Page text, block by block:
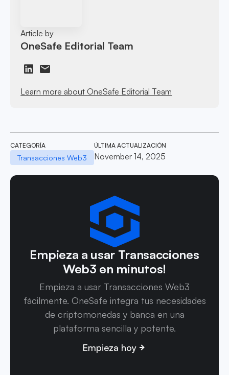
Article by
OneSafe Editorial Team
Learn more about OneSafe Editorial Team
CATEGORÍA
Transacciones Web3
ÚLTIMA ACTUALIZACIÓN
November 14, 2025
Empieza a usar Transacciones
Web3 en minutos!
Empieza a usar Transacciones Web3
fácilmente. OneSafe integra tus necesidades
de criptomonedas y banca en una
plataforma sencilla y potente.
Empieza hoy